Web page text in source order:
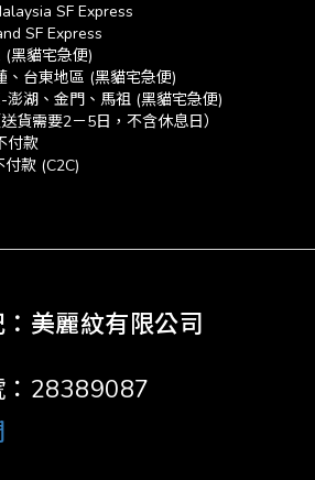
SF Express
SF Express
(黑貓宅急便)
、台東地區 (黑貓宅急便)
澎湖、金門、馬祖 (黑貓宅急便)
貨需要2－5日，不含休息日）
付款
款 (C2C)
美麗紋有限公司
：28389087